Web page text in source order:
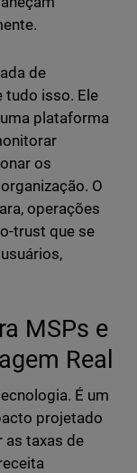
de
tudo isso. Ele
plataforma
os
O
operações
trust que se
MSPs e
Real
É um
projetado
as taxas de